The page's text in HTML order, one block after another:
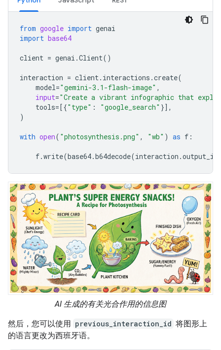
from google import genai
import base64
client = genai .Client()
interaction = client. interactions .create(
model="gemini-3.1-flash-image" ,
input="Create a vibrant infographic that
tools=[{"type" : "google_search" }],
)
with open( "photosynthesis.png" , "wb" ) as f :
f.write(base64.b64decode(interaction .
AI 生成的有关光合作用的信息图
然后，您可以使用 previous_interaction_id 将图形上
的语言更改为西班牙语。